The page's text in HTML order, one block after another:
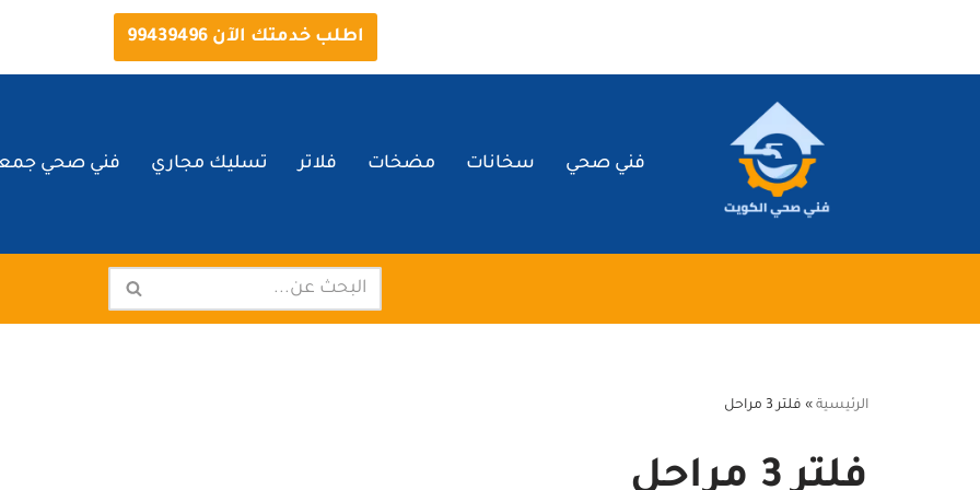
اطلب خدمتك الآن 99439496
فني صحي سخانات مضخات فلاتر تسليك مجاري فني صحي
الرئيسية » فلتر 3 مراحل
فلتر 3 مراحل